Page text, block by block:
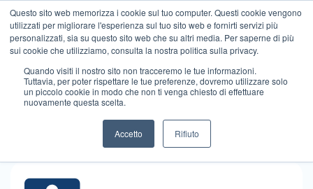
Questo sito web memorizza i cookie sul tuo computer. Questi cookie vengono
utilizzati per migliorare l'esperienza sul tuo sito web e fornirti servizi più
personalizzati, sia su questo sito web che su altri media. Per saperne di più
sui cookie che utilizziamo, consulta la nostra politica sulla privacy.
Quando visiti il ​​nostro sito non tracceremo le tue informazioni.
Tuttavia, per poter rispettare le tue preferenze, dovremo utilizzare solo
un piccolo cookie in modo che non ti venga chiesto di effettuare
nuovamente questa scelta.
Accetto Rifiuto